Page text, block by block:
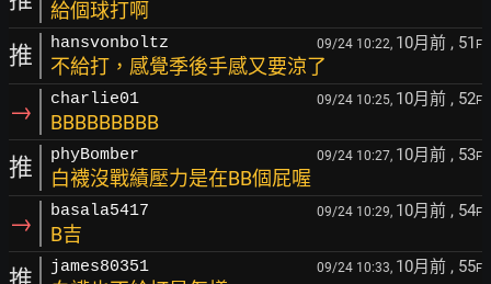
給個球打啊
推 hansvonboltz 09/24 10:22, 10月前 , 51 F
不給打，感覺季後手感又要涼了
→ charlie01 09/24 10:25, 10月前 , 52F
BBBBBBBBB
推 phyBomber 09/24 10:27, 10月前 , 53F
白襪沒戰績壓力是在BB個屁喔
→ basala5417 09/24 10:29, 10月前 , 54F
B吉
james80351 09/24 10:33, 10月前 , 55F